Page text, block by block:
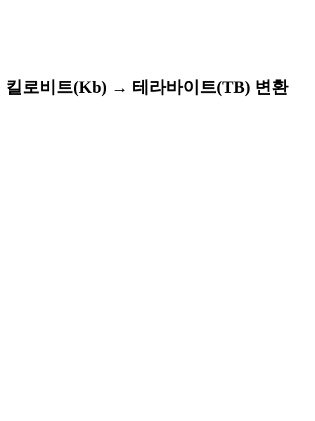
킬로비트(Kb) → 테라바이트(TB) 변환